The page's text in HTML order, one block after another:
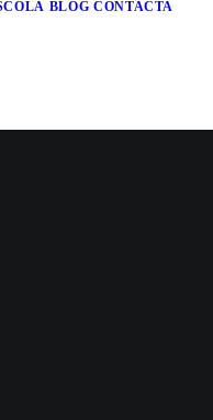
BLOG CONTACTA